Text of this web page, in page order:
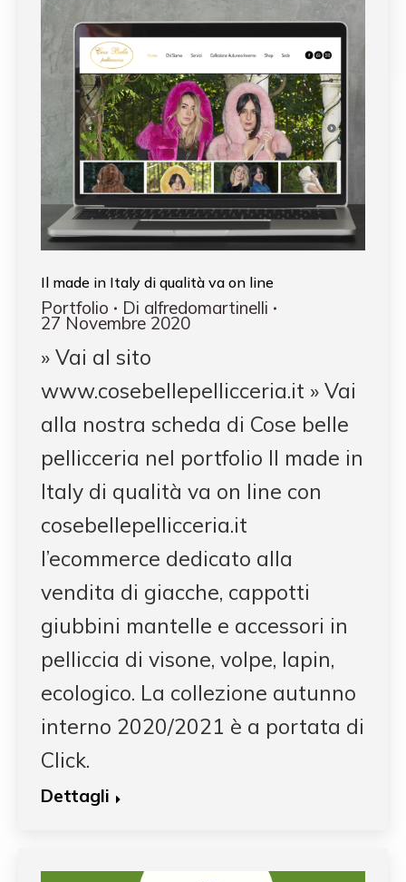
Il made in Italy di qualità va on line
Portfolio Di alfredomartinelli
27 Novembre 2020
» Vai al sito
www.cosebellepellicceria.it » Vai
alla nostra scheda di Cose belle
pellicceria nel portfolio Il made in
Italy di qualità va on line con
cosebellepellicceria.it
l’ecommerce dedicato alla
vendita di giacche, cappotti
giubbini mantelle e accessori in
pelliccia di visone, volpe, lapin,
ecologico. La collezione autunno
interno 2020/2021 è a portata di
Click.
Dettagli